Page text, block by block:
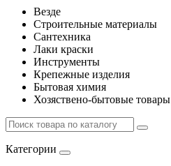
Везде
Строительные материалы
Сантехника
Лаки краски
Инструменты
Крепежные изделия
Бытовая химия
Хозяствено-бытовые товары
Категории